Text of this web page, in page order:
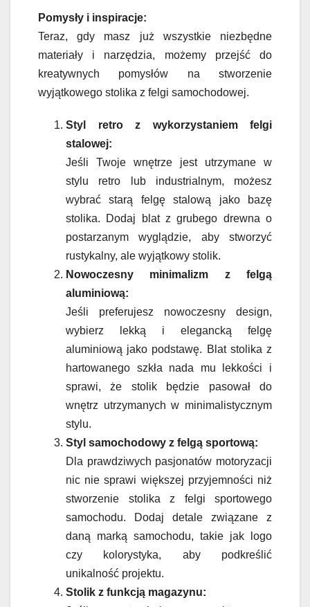
Pomysły i inspiracje:
Teraz, gdy masz już wszystkie niezbędne
materiały i narzędzia, możemy przejść do
kreatywnych pomysłów na stworzenie
wyjątkowego stolika z felgi samochodowej.
Styl retro z wykorzystaniem felgi
stalowej:
Jeśli Twoje wnętrze jest utrzymane w
stylu retro lub industrialnym, możesz
wybrać starą felgę stalową jako bazę
stolika. Dodaj blat z grubego drewna o
postarzanym wyglądzie, aby stworzyć
rustykalny, ale wyjątkowy stolik.
Nowoczesny minimalizm z felgą
aluminiową:
Jeśli preferujesz nowoczesny design,
wybierz lekką i elegancką felgę
aluminiową jako podstawę. Blat stolika z
hartowanego szkła nada mu lekkości i
sprawi, że stolik będzie pasował do
wnętrz utrzymanych w minimalistycznym
stylu.
Styl samochodowy z felgą sportową:
Dla prawdziwych pasjonatów motoryzacji
nic nie sprawi większej przyjemności niż
stworzenie stolika z felgi sportowego
samochodu. Dodaj detale związane z
daną marką samochodu, takie jak logo
czy kolorystyka, aby podkreślić
unikalność projektu.
Stolik z funkcją magazynu: